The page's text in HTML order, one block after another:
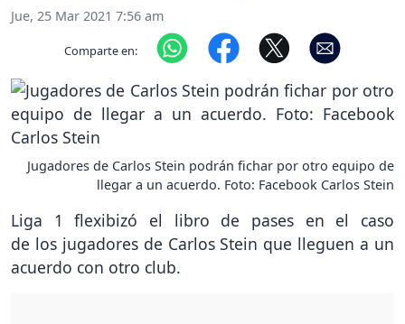
Jue, 25 Mar 2021 7:56 am
Comparte en:
Jugadores de Carlos Stein podrán fichar por otro equipo de
llegar a un acuerdo. Foto: Facebook Carlos Stein
Liga 1 flexibizó el libro de pases en el caso
de los jugadores de Carlos Stein que lleguen a un
acuerdo con otro club.